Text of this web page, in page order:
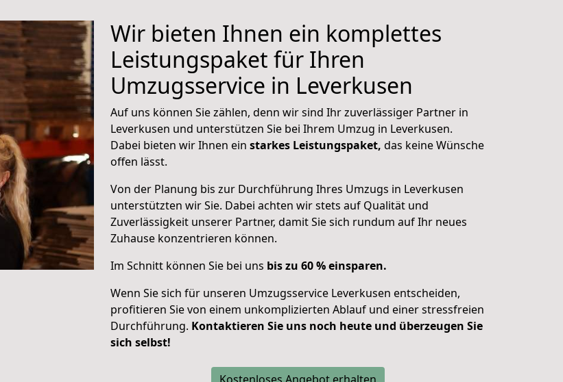
Wir bieten Ihnen ein komplettes
Leistungspaket für Ihren
Umzugsservice in Leverkusen
Auf uns können Sie zählen, denn wir sind Ihr zuverlässiger Partner in
Leverkusen und unterstützen Sie bei Ihrem Umzug in Leverkusen.
Dabei bieten wir Ihnen ein starkes Leistungspaket, das keine Wünsche
offen lässt.
Von der Planung bis zur Durchführung Ihres Umzugs in Leverkusen
unterstützten wir Sie. Dabei achten wir stets auf Qualität und
Zuverlässigkeit unserer Partner, damit Sie sich rundum auf Ihr neues
Zuhause konzentrieren können.
Im Schnitt können Sie bei uns bis zu 60 % einsparen.
Wenn Sie sich für unseren Umzugsservice Leverkusen entscheiden,
profitieren Sie von einem unkomplizierten Ablauf und einer stressfreien
Durchführung. Kontaktieren Sie uns noch heute und überzeugen Sie
sich selbst!